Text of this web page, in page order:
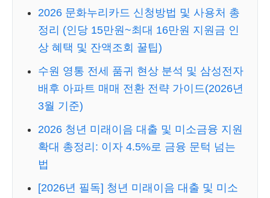
2026 문화누리카드 신청방법 및 사용처 총
정리 (인당 15만원~최대 16만원 지원금 인
상 혜택 및 잔액조회 꿀팁)
수원 영통 전세 품귀 현상 분석 및 삼성전자
배후 아파트 매매 전환 전략 가이드(2026년
3월 기준)
2026 청년 미래이음 대출 및 미소금융 지원
확대 총정리: 이자 4.5%로 금융 문턱 넘는
법
[2026년 필독] 청년 미래이음 대출 및 미소